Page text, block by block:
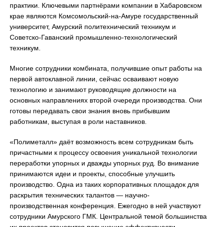
практики. Ключевыми партнёрами компании в Хабаровском
крае являются Комсомольский-на-Амуре государственный
университет, Амурский политехнический техникум и
Советско-Гаванский промышленно-технологический
техникум.
Многие сотрудники комбината, получившие опыт работы на
первой автоклавной линии, сейчас осваивают новую
технологию и занимают руководящие должности на
основных направлениях второй очереди производства. Они
готовы передавать свои знания вновь прибывшим
работникам, выступая в роли наставников.
«Полиметалл» даёт возможность всем сотрудникам быть
причастными к процессу освоения уникальной технологии
переработки упорных и дважды упорных руд. Во внимание
принимаются идеи и проекты, способные улучшить
производство. Одна из таких корпоративных площадок для
раскрытия технических талантов — научно-
производственная конференция. Ежегодно в ней участвуют
сотрудники Амурского ГМК. Центральной темой большинства